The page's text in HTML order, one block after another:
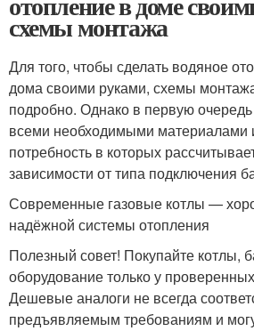
схемы монтажа
Для того, чтобы сделать водяное
дома своими руками, схемы
подробно. Однако в первую очередь
всеми необходимыми материалами
потребность в которых
зависимости от типа подключения
Современные газовые котлы —
надёжной системы отопления
Полезный совет! Покупайте котлы,
оборудование только у
Дешевые аналоги не всегда
предъявляемым требованиям и